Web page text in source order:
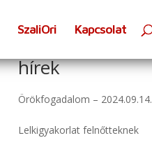
SzaliOri Kapcsolat
hírek
Örökfogadalom – 2024.09.14.
Lelkigyakorlat felnőtteknek